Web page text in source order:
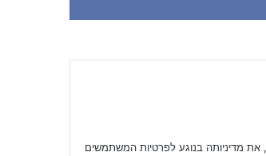
מדיניותה בנוגע לפרטיות המשתמשים